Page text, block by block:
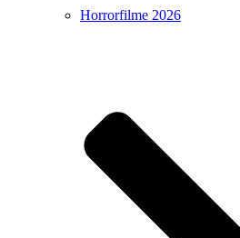
Horrorfilme 2026